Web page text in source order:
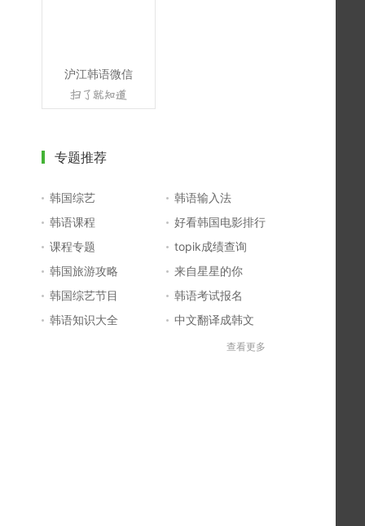
沪江韩语微信
专题推荐
韩国综艺
韩语输入法
韩语课程
好看韩国电影排行
课程专题
topik成绩查询
韩国旅游攻略
来自星星的你
韩国综艺节目
韩语考试报名
韩语知识大全
中文翻译成韩文
查看更多